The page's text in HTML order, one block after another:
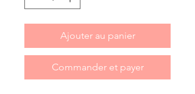
Ajouter au panier
Commander et payer